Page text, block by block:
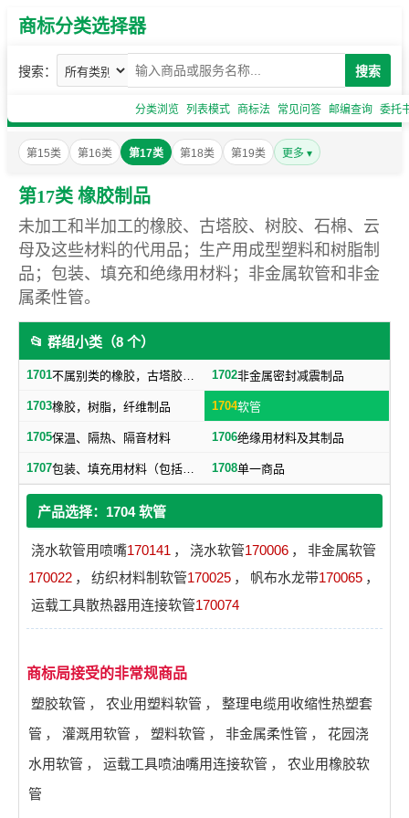
商标分类选择器
搜索： 搜索
分类浏览 列表模式 商标法 常见问答 邮编查询 委托
第15类 第16类 第17类 第18类 第19类 更多 ▾
第17类 橡胶制品
未加工和半加工的橡胶、古塔胶、树胶、石棉、云
母及这些材料的代用品；生产用成型塑料和树脂制
品；包装、填充和绝缘用材料；非金属软管和非金
属柔性管。
📂 群组小类（8 个）
1701 不属别类的橡胶，古塔胶，树胶 1702非金属密封减震制品
1703橡胶，树脂，纤维制品 1704软管
1705保温、隔热、隔音材料 1706绝缘用材料及其制品
1707 包装、填充用材料（包括橡胶、塑料制品） 1708单一商品
产品选择：1704 软管
浇水软管用喷嘴170141 ， 浇水软管170006 ，
非金属软管
170022 ， 纺织材料制软管170025 ， 帆布水龙带170065 ，
运载工具散热器用连接软管170074
商标局接受的非常规商品
塑胶软管 ， 农业用塑料软管 ，
整理电缆用收缩性热塑套
管 ， 灌溉用软管 ， 塑料软管 ， 非金属柔性管 ，
花园浇
水用软管 ， 运载工具喷油嘴用连接软管 ，
农业用橡胶软
管